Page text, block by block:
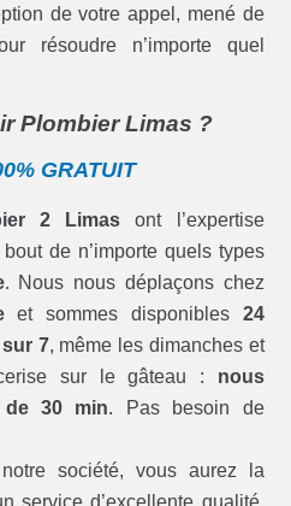
de votre appel, mené de
résoudre n’importe quel
Plombier Limas ?
GRATUIT
2 Limas ont l’expertise
de n’importe quels types
. Nous nous déplaçons chez
et sommes disponibles 24
7, même les dimanches et
sur le gâteau : nous
de 30 min. Pas besoin de
société, vous aurez la